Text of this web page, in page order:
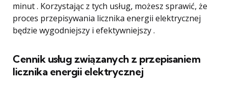
minut . Korzystając z tych usług, możesz sprawić, że
proces przepisywania licznika energii elektrycznej
będzie wygodniejszy i efektywniejszy .
Cennik usług związanych z przepisaniem
licznika energii elektrycznej